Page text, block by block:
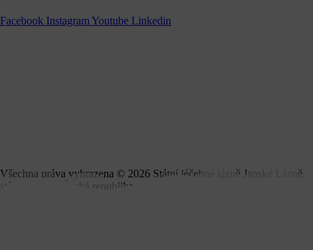
Facebook Instagram Youtube Linkedin
Všechna práva vyhrazena © 2026 Státní léčebné lázně Janské Lázně,
státní podnik, Česká republika